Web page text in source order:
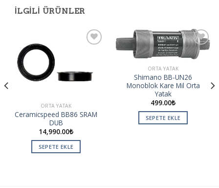
İLGILI ÜRÜNLER
ORTA YATAK
Ceramicspeed BB86 SRAM
DUB
14,990.00₺
SEPETE EKLE
Add to
wishlist
ORTA YATAK
Shimano BB-UN26
Monoblok Kare Mil Orta
Yatak
499.00₺
SEPETE EKLE